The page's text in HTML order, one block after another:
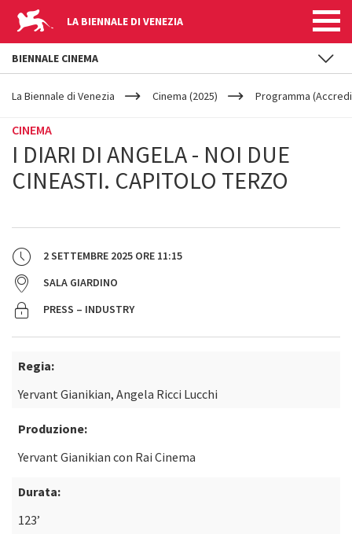
LA BIENNALE DI VENEZIA
YOUR
ARE
La Biennale di Venezia Cinema (2025) Programma
CINEMA
I DIARI DI ANGELA - NOI DUE
CINEASTI. CAPITOLO TERZO
2 SETTEMBRE 2025 ORE 11:15
SALA GIARDINO
PRESS – INDUSTRY
Regia:
Yervant Gianikian, Angela Ricci Lucchi
Produzione:
Yervant Gianikian con Rai Cinema
Durata:
123’
BIENNALE CINEMA